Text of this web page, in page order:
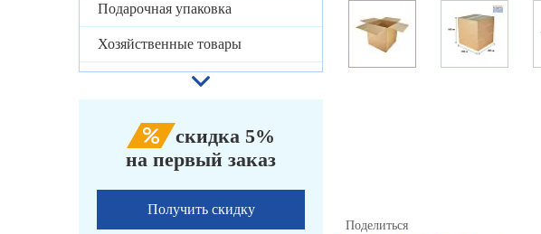
Подарочная упаковка
Хозяйственные товары
скидка 5%
на первый заказ
Получить скидку
Поделиться